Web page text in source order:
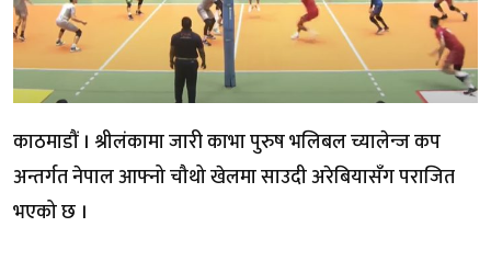
काठमाडौं । श्रीलंकामा जारी काभा पुरुष भलिबल च्यालेन्ज कप
अन्तर्गत नेपाल आफ्नो चौथो खेलमा साउदी अरेबियासँग पराजित
भएको छ ।